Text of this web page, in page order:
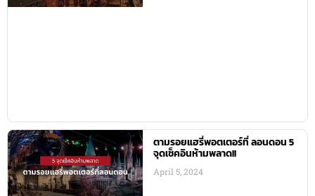
ตามรอยแฮรี่พอตเตอร์ที่ ลอนดอน 5
จุดเช็คอินห้ามพลาด!!
April 5, 2024